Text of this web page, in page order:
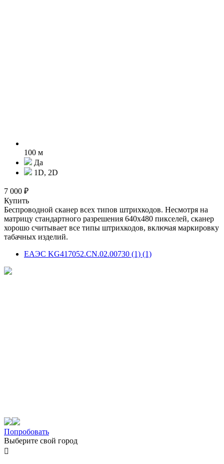
100 м
Да
1D, 2D
7 000 ₽
Купить
Беспроводной сканер всех типов штрихкодов. Несмотря на
матрицу стандартного разрешения 640х480 пикселей, сканер
хорошо считывает все типы штрихкодов, включая маркировку
табачных изделий.
ЕАЭС KG417052.CN.02.00730 (1) (1)
Попробовать
Выберите свой город
